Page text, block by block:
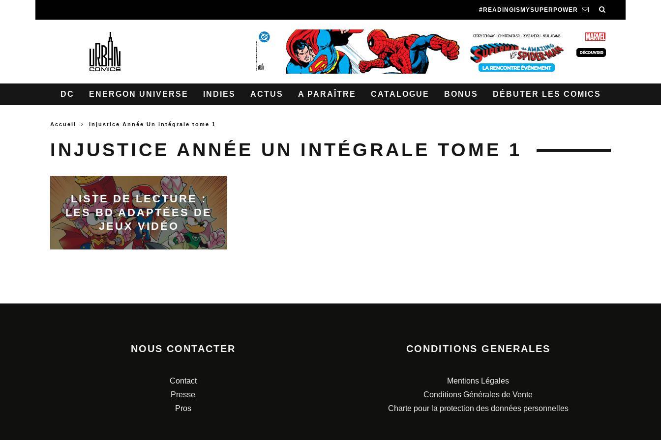
#READINGISMYSUPERPOWER
DC ENERGON UNIVERSE INDIES ACTUS A PARAÎTRE CATALOGUE BONUS DÉBUTER LES COMICS
Accueil Injustice Année Un intégrale tome 1
INJUSTICE ANNÉE UN INTÉGRALE TOME 1
LISTE DE LECTURE :
LES BD ADAPTÉES DE
JEUX VIDÉO
NOUS CONTACTER
Contact
Presse
Pros
CONDITIONS GENERALES
Mentions Légales
Conditions Générales de Vente
Charte pour la protection des données personnelles